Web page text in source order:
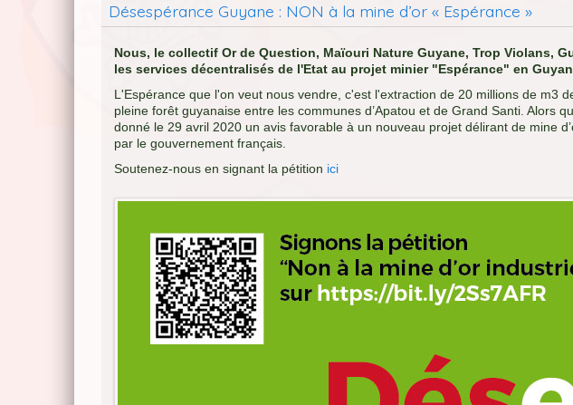
Désespérance Guyane : NON à la mine d’or « Espérance »
Nous, le collectif Or de Question, Maïouri Nature Guyane, Trop Violans,
les services décentralisés de l'Etat au projet minier "Espérance" en
L'Espérance que l'on veut nous vendre, c'est l'extraction de 20 millions de m3
pleine forêt guyanaise entre les communes d’Apatou et de Grand Santi. Alors
donné le 29 avril 2020 un avis favorable à un nouveau projet délirant de mine
par le gouvernement français.
Soutenez-nous en signant la pétition ici